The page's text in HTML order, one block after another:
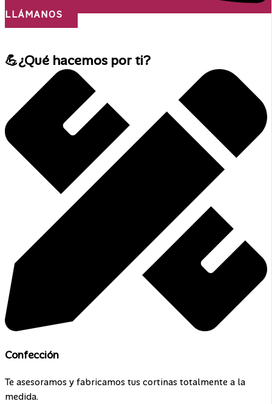
LLÁMANOS
💪¿Qué hacemos por ti?
Confección
Te asesoramos y fabricamos tus cortinas totalmente a la
medida.